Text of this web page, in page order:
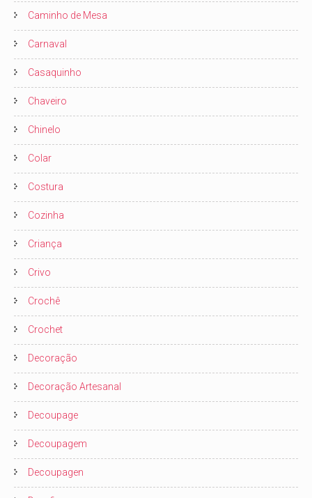
Caminho de Mesa
Carnaval
Casaquinho
Chaveiro
Chinelo
Colar
Costura
Cozinha
Criança
Crivo
Crochê
Crochet
Decoração
Decoração Artesanal
Decoupage
Decoupagem
Decoupagen